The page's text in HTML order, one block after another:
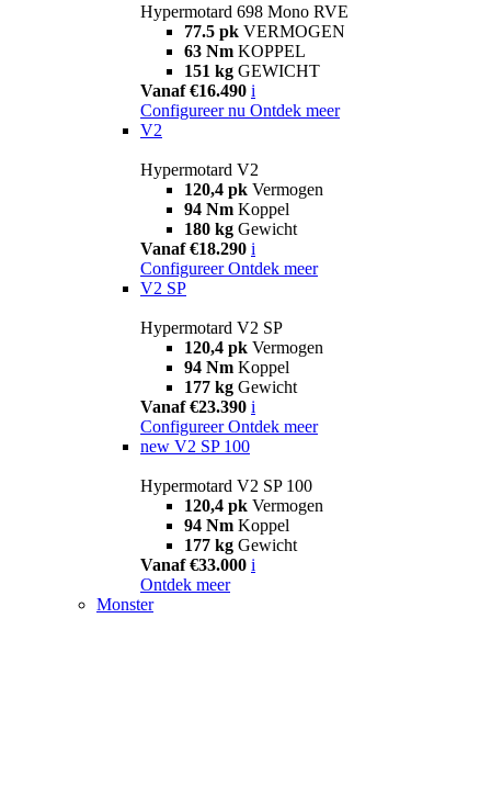
Hypermotard 698 Mono RVE
77.5 pk VERMOGEN
63 Nm KOPPEL
151 kg GEWICHT
Vanaf €16.490 i
Configureer nu Ontdek meer
V2
Hypermotard V2
120,4 pk Vermogen
94 Nm Koppel
180 kg Gewicht
Vanaf €18.290 i
Configureer Ontdek meer
V2 SP
Hypermotard V2 SP
120,4 pk Vermogen
94 Nm Koppel
177 kg Gewicht
Vanaf €23.390 i
Configureer Ontdek meer
new V2 SP 100
Hypermotard V2 SP 100
120,4 pk Vermogen
94 Nm Koppel
177 kg Gewicht
Vanaf €33.000 i
Ontdek meer
Monster